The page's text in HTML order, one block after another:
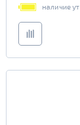
наличие